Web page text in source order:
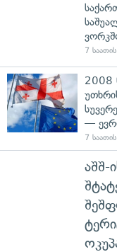
7
2008
—
7
აშშ-